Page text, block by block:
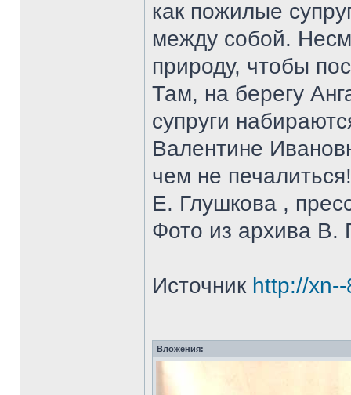
как пожилые
между собой.
природу, чтобы
Там, на берегу
супруги
Валентине
чем не печалиться!
Е. Глушкова ,
Фото из архива В.
Источник http://
Вложения: